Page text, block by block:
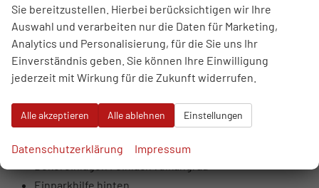
Audi connect Notruf & Service
MMI Radio plus mit MMI touch
Audi Phone Box light
Audi pre sense front
Audi virtuelles Cockpit
Bordliteratur auf Deutsch
DAB+ Radioempfang
Digitale Instrumententafel
Einparkhilfe hinten
Sie bereitzustellen. Hierbei berücksichtigen wir Ihre
Auswahl und verarbeiten nur die Daten für Marketing,
Analytics und Personalisierung, für die Sie uns Ihr
Einverständnis geben. Sie können Ihre Einwilligung
jederzeit mit Wirkung für die Zukunft widerrufen.
Alle akzeptieren Alle ablehnen Einstellungen
Datenschutzerklärung Impressum